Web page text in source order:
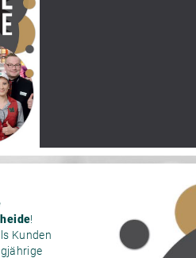
!
Kunden